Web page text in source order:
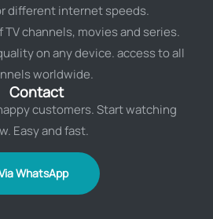
different internet speeds.
channels, movies and series.
on any device. access to all
worldwide.
Contact
customers. Start watching
Easy and fast.
WhatsApp